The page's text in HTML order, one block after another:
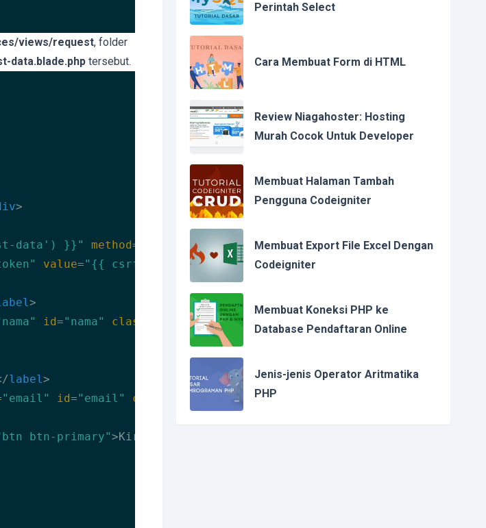
views/request, folder
data.blade.php tersebut.
>
data') }}" method=
value="{{ csrf_token() }}">
>
id="nama" class "form-control"
>
label>
"email" id="email" class "form-control">
btn-primary">Kirim Data
Perintah Select
Cara Membuat Form di HTML
Review Niagahoster: Hosting
Murah Cocok Untuk Developer
Membuat Halaman Tambah
Pengguna Codeigniter
Membuat Export File Excel Dengan
Codeigniter
Membuat Koneksi PHP ke
Database Pendaftaran Online
Jenis-jenis Operator Aritmatika
PHP